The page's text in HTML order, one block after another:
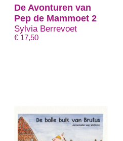
De Avonturen van
Pep de Mammoet 2
Sylvia Berrevoet
€ 17,50